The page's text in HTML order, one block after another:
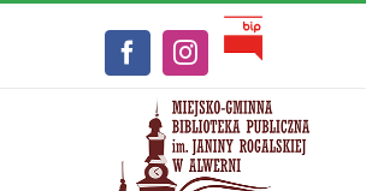
FacebookInstagram
Biuletyn
Publicznej